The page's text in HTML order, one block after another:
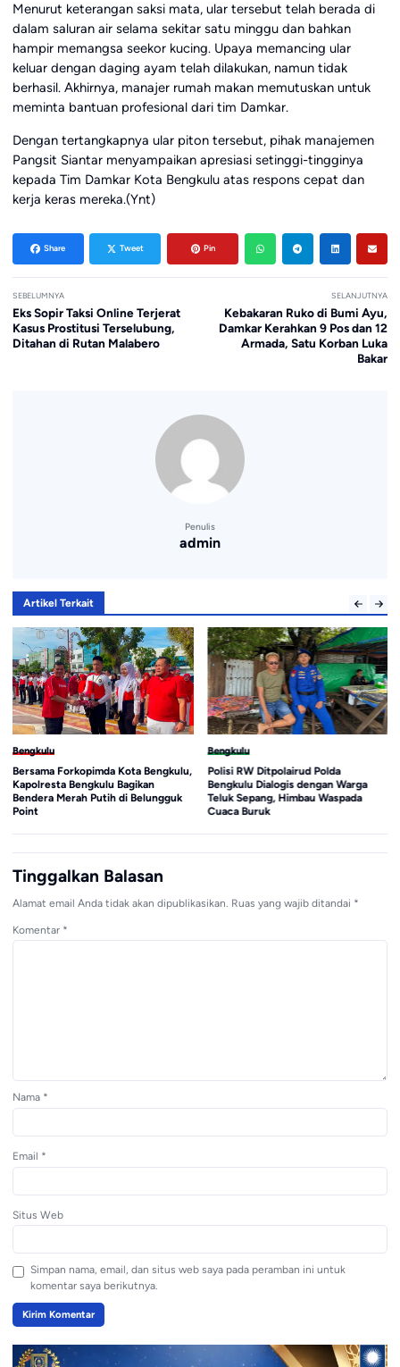
Menurut keterangan saksi mata, ular tersebut telah berada di
dalam saluran air selama sekitar satu minggu dan bahkan
hampir memangsa seekor kucing. Upaya memancing ular
keluar dengan daging ayam telah dilakukan, namun tidak
berhasil. Akhirnya, manajer rumah makan memutuskan untuk
meminta bantuan profesional dari tim Damkar.
Dengan tertangkapnya ular piton tersebut, pihak manajemen
Pangsit Siantar menyampaikan apresiasi setinggi-tingginya
kepada Tim Damkar Kota Bengkulu atas respons cepat dan
kerja keras mereka.(Ynt)
Share Tweet Pin
SEBELUMNYA
Eks Sopir Taksi Online Terjerat
Kasus Prostitusi Terselubung,
Ditahan di Rutan Malabero
SELANJUTNYA
Kebakaran Ruko di Bumi Ayu,
Damkar Kerahkan 9 Pos dan 12
Armada, Satu Korban Luka
Bakar
Penulis
admin
Artikel Terkait
Bengkulu
Bersama Forkopimda Kota Bengkulu,
Kapolresta Bengkulu Bagikan
Bendera Merah Putih di Belungguk
Point
Bengkulu
Polisi RW Ditpolairud Polda
Bengkulu Dialogis dengan Warga
Teluk Sepang, Himbau Waspada
Cuaca Buruk
Tinggalkan Balasan
Alamat email Anda tidak akan dipublikasikan. Ruas yang wajib ditandai *
Komentar *
Nama *
Email *
Situs Web
Simpan nama, email, dan situs web saya pada peramban ini untuk
komentar saya berikutnya.